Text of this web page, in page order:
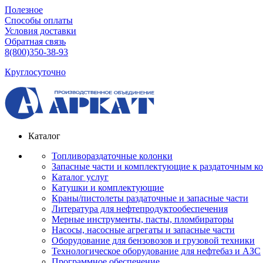
Полезное
Способы оплаты
Условия доставки
Обратная связь
8(800)350-38-93
Круглосуточно
Каталог
Топливораздаточные колонки
Запасные части и комплектующие к раздаточным
Каталог услуг
Катушки и комплектующие
Краны/пистолеты раздаточные и запасные части
Литература для нефтепродуктообеспечения
Мерные инструменты, пасты, пломбираторы
Насосы, насосные агрегаты и запасные части
Оборудование для бензовозов и грузовой техники
Технологическое оборудование для нефтебаз и АЗС